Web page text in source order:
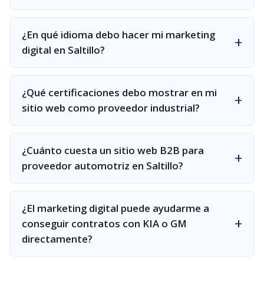
¿En qué idioma debo hacer mi marketing
digital en Saltillo?
¿Qué certificaciones debo mostrar en mi
sitio web como proveedor industrial?
¿Cuánto cuesta un sitio web B2B para
proveedor automotriz en Saltillo?
¿El marketing digital puede ayudarme a
conseguir contratos con KIA o GM
directamente?